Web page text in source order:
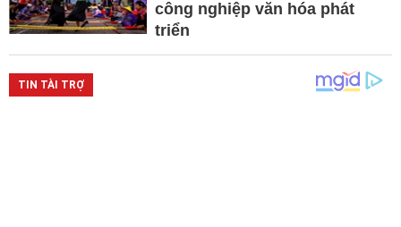
công nghiệp văn hóa phát
triển